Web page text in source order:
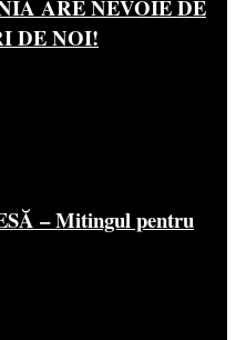
ARE NEVOIE DE
DE NOI!
– Mitingul pentru